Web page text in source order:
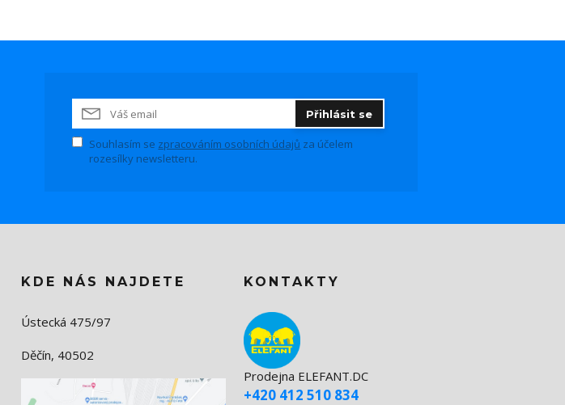
Přihlásit se
Souhlasím se zpracováním osobních údajů za účelem
rozesílky newsletteru.
KDE NÁS NAJDETE
Ústecká 475/97
Děčín, 40502
KONTAKTY
Prodejna ELEFANT.DC
+420 412 510 834